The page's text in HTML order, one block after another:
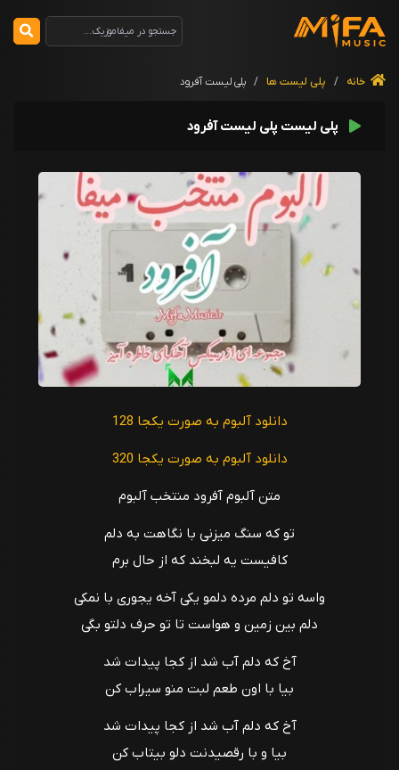
خانه / پلی لیست ها / پلی لیست آفرود
پلی لیست پلی لیست آفرود
دانلود آلبوم به صورت یکجا 128
دانلود آلبوم به صورت یکجا 320
متن آلبوم آفرود منتخب آلبوم
تو که سنگ میزنی با نگاهت به دلم
کافیست یه لبخند که از حال برم
واسه تو دلم مرده دلمو یکی آخه یجوری با نمکی
دلم بین زمین و هواست تا تو حرف دلتو بگی
آخ که دلم آب شد از کجا پیدات شد
بیا با اون طعم لبت منو سیراب کن
آخ که دلم آب شد از کجا پیدات شد
بیا و با رقصیدنت دلو بیتاب کن